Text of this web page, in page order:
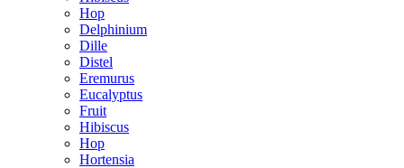
Hop
Delphinium
Dille
Distel
Eremurus
Eucalyptus
Fruit
Hibiscus
Hop
Hortensia